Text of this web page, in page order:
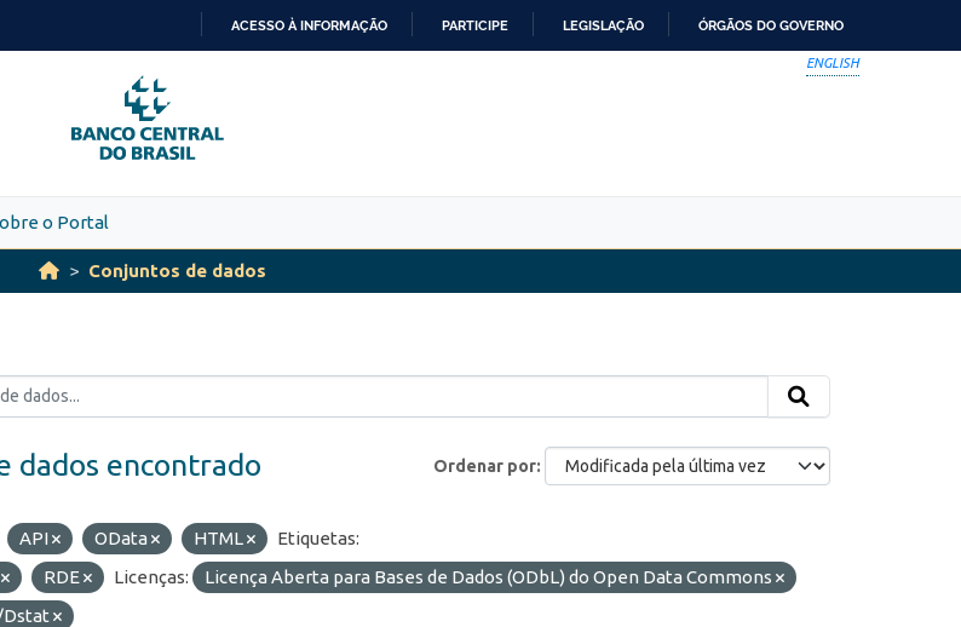
PARA
O
CONTEÚDO
ACESSO À INFORMAÇÃO PARTICIPE LEGISLAÇÃO ÓRGÃOS DO GOVERNO
ENGLISH
o Portal
Conjuntos de dados
Ordenar por
dados encontrado
API OData HTML
Etiquetas:
RDE Licenças:
Licença Aberta para Bases de Dados (ODbL) do Open Data Commons
Dstat